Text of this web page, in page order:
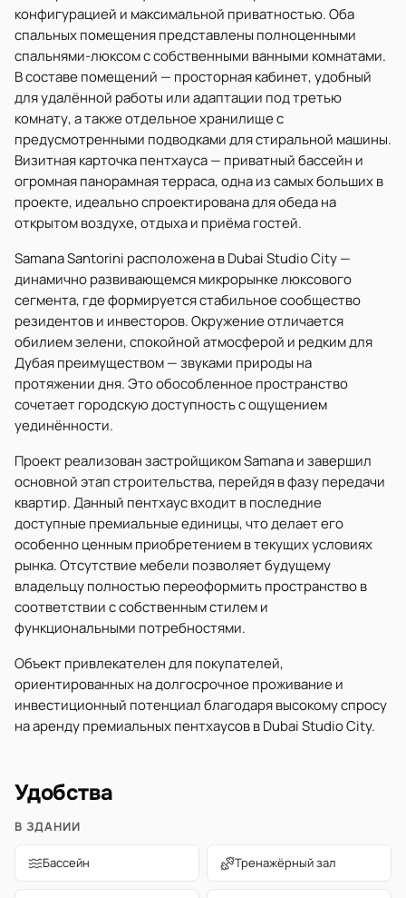
конфигурацией и максимальной приватностью. Оба
спальных помещения представлены полноценными
спальнями-люксом с собственными ванными комнатами.
В составе помещений — просторная кабинет, удобный
для удалённой работы или адаптации под третью
комнату, а также отдельное хранилище с
предусмотренными подводками для стиральной машины.
Визитная карточка пентхауса — приватный бассейн и
огромная панорамная терраса, одна из самых больших в
проекте, идеально спроектирована для обеда на
открытом воздухе, отдыха и приёма гостей.
Samana Santorini расположена в Dubai Studio City —
динамично развивающемся микрорынке люксового
сегмента, где формируется стабильное сообщество
резидентов и инвесторов. Окружение отличается
обилием зелени, спокойной атмосферой и редким для
Дубая преимуществом — звуками природы на
протяжении дня. Это обособленное пространство
сочетает городскую доступность с ощущением
уединённости.
Проект реализован застройщиком Samana и завершил
основной этап строительства, перейдя в фазу передачи
квартир. Данный пентхаус входит в последние
доступные премиальные единицы, что делает его
особенно ценным приобретением в текущих условиях
рынка. Отсутствие мебели позволяет будущему
владельцу полностью переоформить пространство в
соответствии с собственным стилем и
функциональными потребностями.
Объект привлекателен для покупателей,
ориентированных на долгосрочное проживание и
инвестиционный потенциал благодаря высокому спросу
на аренду премиальных пентхаусов в Dubai Studio City.
Удобства
В ЗДАНИИ
Бассейн Тренажёрный зал